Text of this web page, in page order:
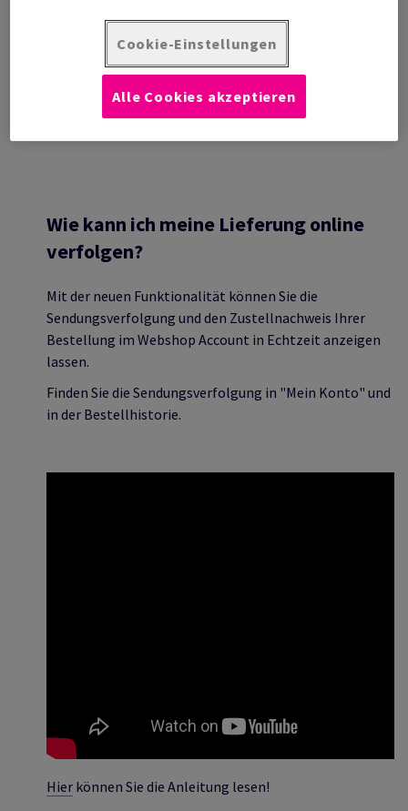
Wie kann ich meine Lieferung online
verfolgen?
Mit der neuen Funktionalität können Sie die
Sendungsverfolgung und den Zustellnachweis Ihrer
Bestellung im Webshop Account in Echtzeit anzeigen
lassen.
Finden Sie die Sendungsverfolgung in "Mein Konto" und
in der Bestellhistorie.
Hier können Sie die Anleitung lesen!
Cookie-Einstellungen
Alle Cookies akzeptieren